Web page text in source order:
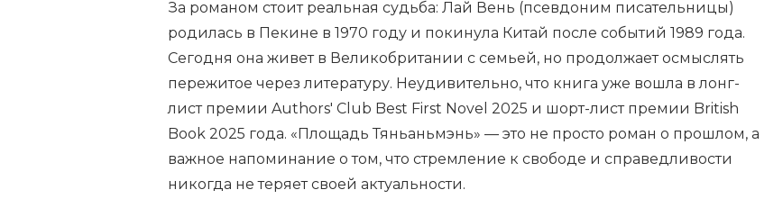
За романом стоит реальная судьба: Лай Вень (псевдоним писательницы)
родилась в Пекине в 1970 году и покинула Китай после событий 1989 года.
Сегодня она живет в Великобритании с семьей, но продолжает осмыслять
пережитое через литературу. Неудивительно, что книга уже вошла в лонг-
лист премии Authors' Club Best First Novel 2025 и шорт-лист премии British
Book 2025 года. «Площадь Тяньаньмэнь» — это не просто роман о прошлом, а
важное напоминание о том, что стремление к свободе и справедливости
никогда не теряет своей актуальности.